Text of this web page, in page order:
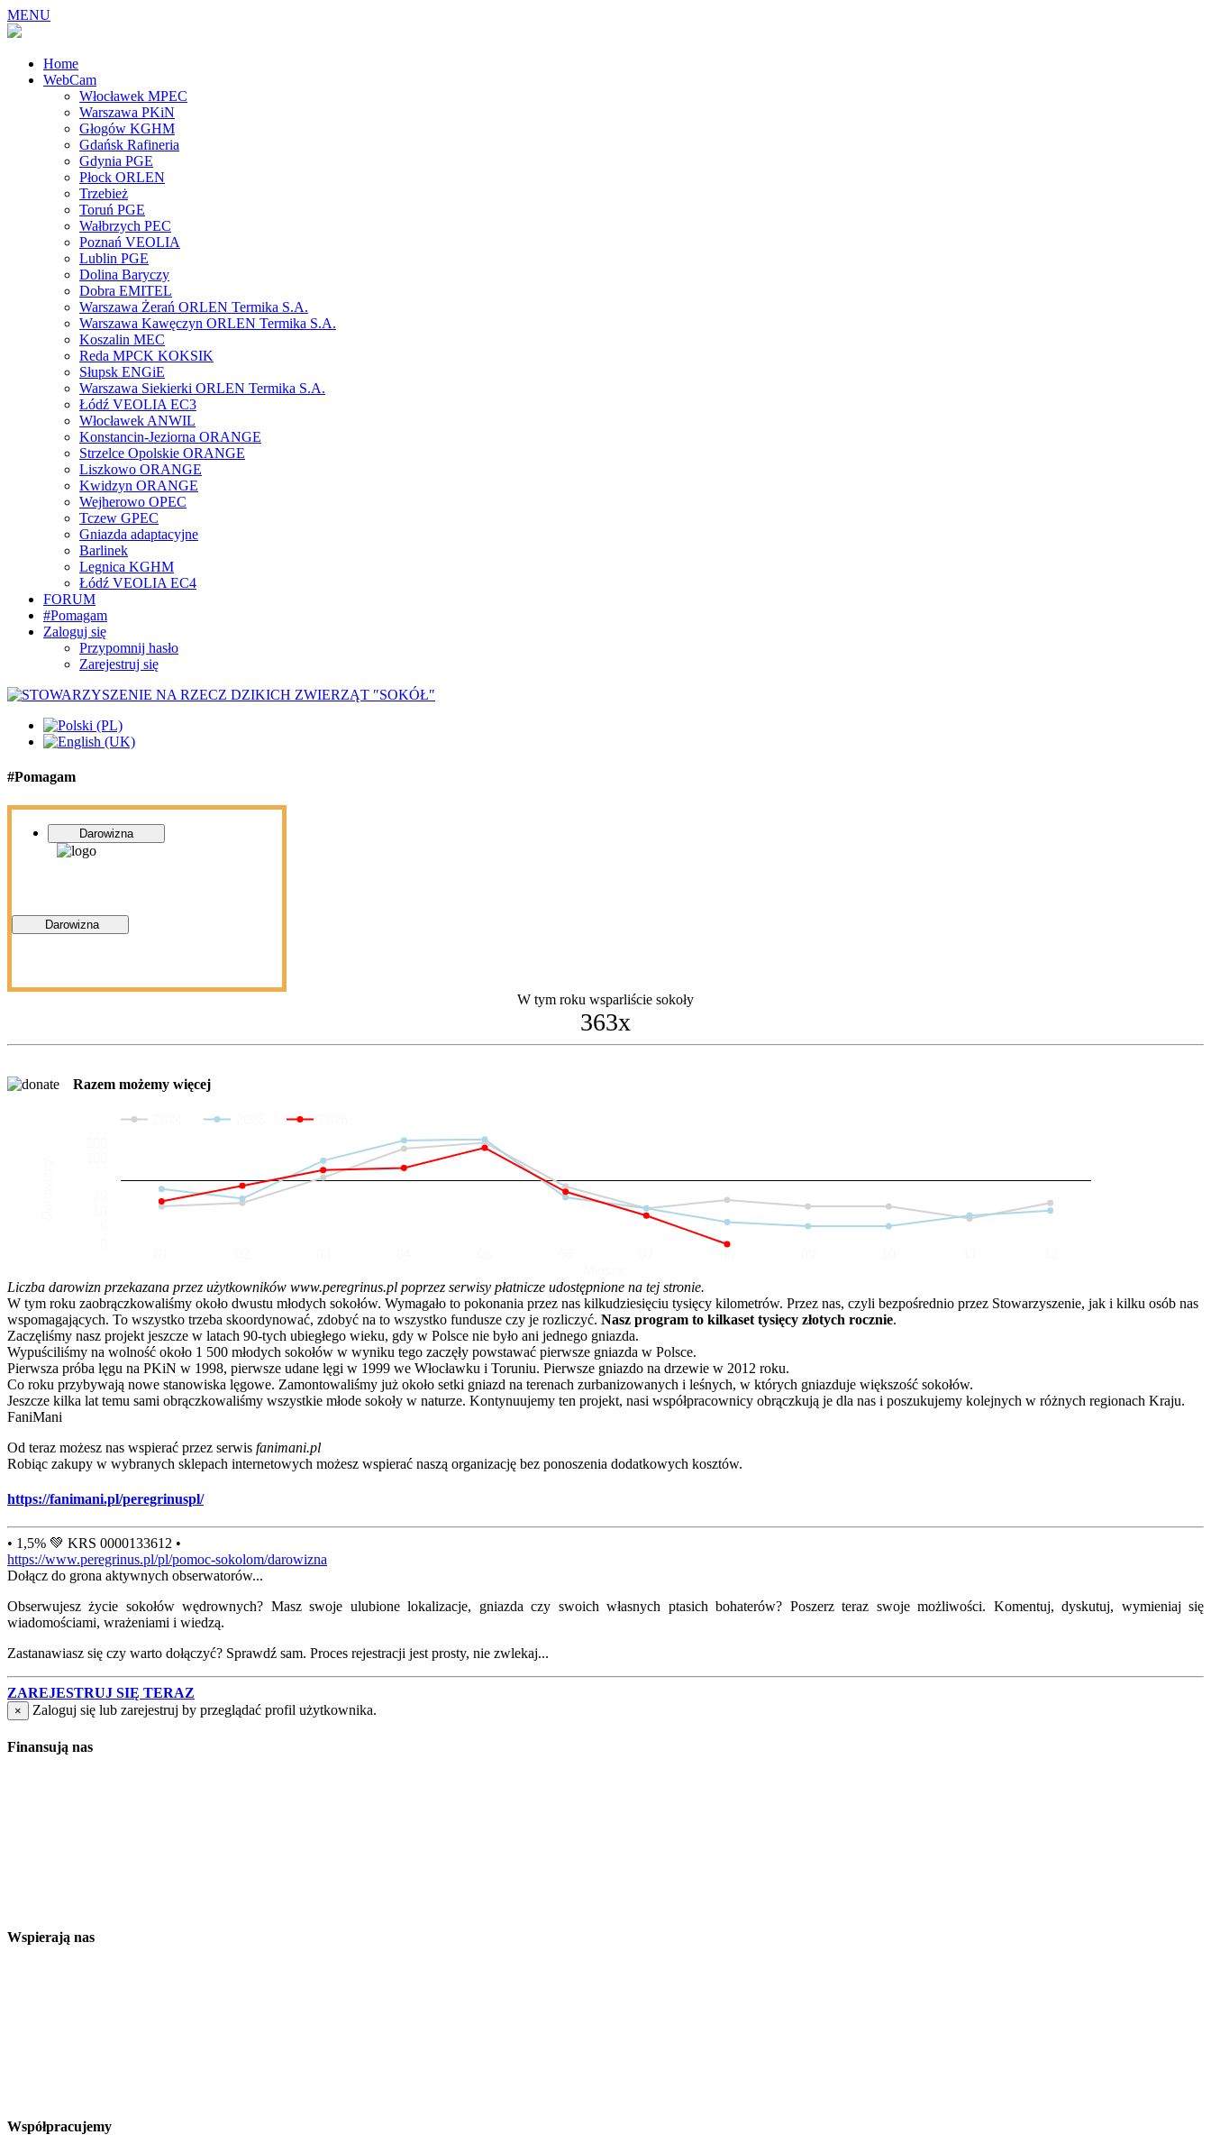
MENU
Home
WebCam
Włocławek MPEC
Warszawa PKiN
Głogów KGHM
Gdańsk Rafineria
Gdynia PGE
Płock ORLEN
Trzebież
Toruń PGE
Wałbrzych PEC
Poznań VEOLIA
Lublin PGE
Dolina Baryczy
Dobra EMITEL
Warszawa Żerań ORLEN Termika S.A.
Warszawa Kawęczyn ORLEN Termika S.A.
Koszalin MEC
Reda MPCK KOKSIK
Słupsk ENGiE
Warszawa Siekierki ORLEN Termika S.A.
Łódź VEOLIA EC3
Włocławek ANWIL
Konstancin-Jeziorna ORANGE
Strzelce Opolskie ORANGE
Liszkowo ORANGE
Kwidzyn ORANGE
Wejherowo OPEC
Tczew GPEC
Gniazda adaptacyjne
Barlinek
Legnica KGHM
Łódź VEOLIA EC4
FORUM
#Pomagam
Zaloguj się
Przypomnij hasło
Zarejestruj się
#Pomagam
Darowizna
Darowizna
W tym roku wsparliście sokoły
363x
Razem możemy więcej
Liczba darowizn przekazana przez użytkowników www.peregrinus.pl poprzez serwisy płatnicze udostępnione na tej stronie.
W tym roku zaobrączkowaliśmy około dwustu młodych sokołów. Wymagało to pokonania przez nas kilkudziesięciu tysięcy kilometrów. Przez nas, czyli bezpośrednio przez Stowarzyszenie, jak i kilku osób nas
wspomagających. To wszystko trzeba skoordynować, zdobyć na to wszystko fundusze czy je rozliczyć. Nasz program to kilkaset tysięcy złotych rocznie.
Zaczęliśmy nasz projekt jeszcze w latach 90-tych ubiegłego wieku, gdy w Polsce nie było ani jednego gniazda.
Wypuściliśmy na wolność około 1 500 młodych sokołów w wyniku tego zaczęły powstawać pierwsze gniazda w Polsce.
Pierwsza próba lęgu na PKiN w 1998, pierwsze udane lęgi w 1999 we Włocławku i Toruniu. Pierwsze gniazdo na drzewie w 2012 roku.
Co roku przybywają nowe stanowiska lęgowe. Zamontowaliśmy już około setki gniazd na terenach zurbanizowanych i leśnych, w których gniazduje większość sokołów.
Jeszcze kilka lat temu sami obrączkowaliśmy wszystkie młode sokoły w naturze. Kontynuujemy ten projekt, nasi współpracownicy obrączkują je dla nas i poszukujemy kolejnych w różnych regionach Kraju.
FaniMani
Od teraz możesz nas wspierać przez serwis fanimani.pl
Robiąc zakupy w wybranych sklepach internetowych możesz wspierać naszą organizację bez ponoszenia dodatkowych kosztów.
https://fanimani.pl/peregrinuspl/
• 1,5% 💚 KRS 0000133612 •
https://www.peregrinus.pl/pl/pomoc-sokolom/darowizna
Dołącz do grona aktywnych obserwatorów...
Obserwujesz życie sokołów wędrownych? Masz swoje ulubione lokalizacje, gniazda czy swoich własnych ptasich bohaterów? Poszerz teraz swoje możliwości. Komentuj, dyskutuj, wymieniaj się
wiadomościami, wrażeniami i wiedzą.
Zastanawiasz się czy warto dołączyć? Sprawdź sam. Proces rejestracji jest prosty, nie zwlekaj...
ZAREJESTRUJ SIĘ TERAZ
× Zaloguj się lub zarejestruj by przeglądać profil użytkownika.
Finansują nas
Wspierają nas
Współpracujemy